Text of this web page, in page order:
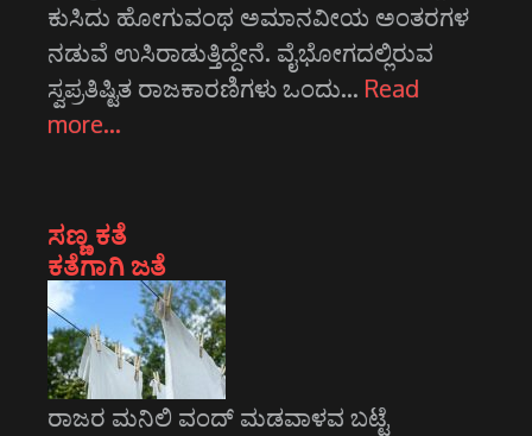
ಕುಸಿದು ಹೋಗುವಂಥ ಅಮಾನವೀಯ ಅಂತರಗಳ
ನಡುವೆ ಉಸಿರಾಡುತ್ತಿದ್ದೇನೆ. ವೈಭೋಗದಲ್ಲಿರುವ
ಸ್ವಪ್ರತಿಷ್ಟಿತ ರಾಜಕಾರಣಿಗಳು ಒಂದು… Read
more…
ಸಣ್ಣ ಕತೆ
ಕತೆಗಾಗಿ ಜತೆ
ರಾಜರ ಮನಿಲಿ ವಂದ್ ಮಡವಾಳವ ಬಟ್ಟೆ